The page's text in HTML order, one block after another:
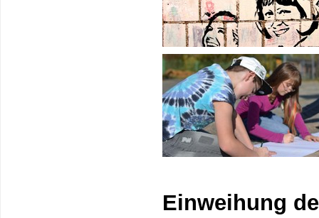
Einweihung